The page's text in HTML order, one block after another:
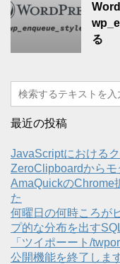
る
最近の投稿
JavaScriptにおける
ZeroClipboardから
AmaQuickのChrome
た
何曜日の何時ころが
プ的な分布を出す
「ツイポーート/
公開機能を終了しま